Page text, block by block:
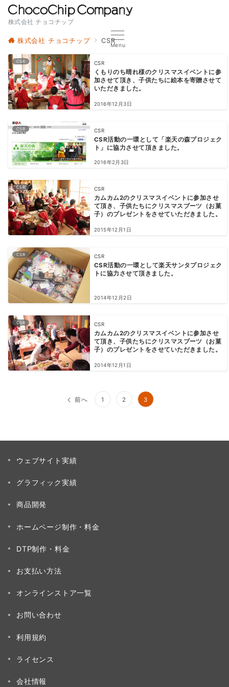
株式会社 チョコチップ
Menu
株式会社 チョコチップ CSR
CSR CSR
くもりのち晴れ様のクリスマスイベントに参
加させて頂き、子供たちに絵本を寄贈させて
いただきました。
2016年12月3日
CSR CSR
CSR活動の一環として「楽天の森プロジェク
ト」に協力させて頂きました。
2016年2月3日
CSR CSR
カムカム2のクリスマスイベントに参加させ
て頂き、子供たちにクリスマスブーツ（お菓
子）のプレゼントをさせていただきました。
2015年12月1日
CSR CSR
CSR活動の一環として楽天サンタプロジェク
トに協力させて頂きました。
2014年12月2日
CSR CSR
カムカム2のクリスマスイベントに参加させ
て頂き、子供たちにクリスマスブーツ（お菓
子）のプレゼントをさせていただきました。
2014年12月1日
ジ
送
前へ 1 2 3
ウェブサイト実績
グラフィック実績
商品開発
ホームページ制作・料金
DTP制作・料金
お支払い方法
オンラインストア一覧
お問い合わせ
利用規約
ライセンス
会社情報